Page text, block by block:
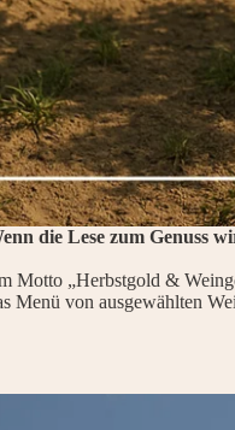
die Lese zum Genuss
Motto „Herbstgold &
Menü von ausgewählten